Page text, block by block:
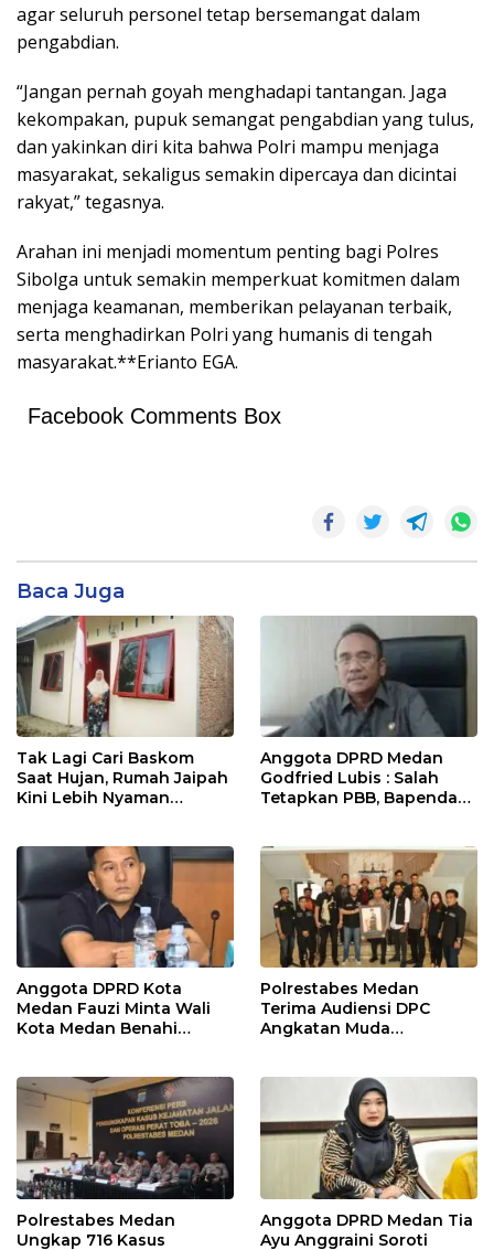
agar seluruh personel tetap bersemangat dalam
pengabdian.
“Jangan pernah goyah menghadapi tantangan. Jaga
kekompakan, pupuk semangat pengabdian yang tulus,
dan yakinkan diri kita bahwa Polri mampu menjaga
masyarakat, sekaligus semakin dipercaya dan dicintai
rakyat,” tegasnya.
Arahan ini menjadi momentum penting bagi Polres
Sibolga untuk semakin memperkuat komitmen dalam
menjaga keamanan, memberikan pelayanan terbaik,
serta menghadirkan Polri yang humanis di tengah
masyarakat.**Erianto EGA.
Facebook Comments Box
Baca Juga
Tak Lagi Cari Baskom
Saat Hujan, Rumah Jaipah
Kini Lebih Nyaman
Anggota DPRD Medan
Godfried Lubis : Salah
Tetapkan PBB, Bapenda
Pajak
Anggota DPRD Kota
Medan Fauzi Minta Wali
Kota Medan Benahi
Polrestabes Medan
Terima Audiensi DPC
Angkatan Muda
Kamtibmas
Polrestabes Medan
Ungkap 716 Kasus
Anggota DPRD Medan Tia
Ayu Anggraini Soroti